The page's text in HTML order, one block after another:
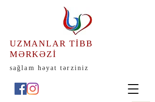
UZMANLAR TİBB
MƏRKƏZİ
sağlam həyat tərziniz